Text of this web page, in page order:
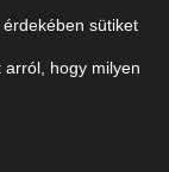
sütiket
hogy milyen